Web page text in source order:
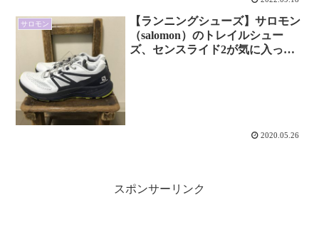
サロモン
【ランニングシューズ】サロモン
（salomon）のトレイルシュー
ズ、センスライド2が気に入った
2020.05.26
スポンサーリンク